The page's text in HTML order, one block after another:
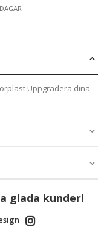
Uppgradera dina
glada kunder!